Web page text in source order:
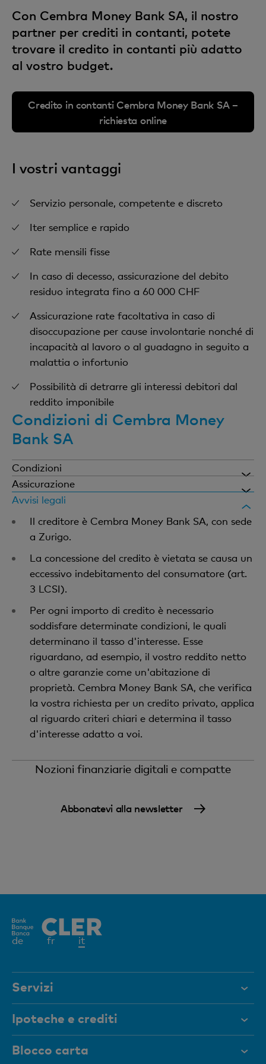
Con Cembra Money Bank SA, il nostro
partner per crediti in contanti, potete
trovare il credito in contanti più adatto
al vostro budget.
Credito in contanti Cembra Money Bank SA –
richiesta online
I vostri vantaggi
Servizio personale, competente e discreto
Iter semplice e rapido
Rate mensili fisse
In caso di decesso, assicurazione del debito
residuo integrata fino a 60 000 CHF
Assicurazione rate facoltativa in caso di
disoccupazione per cause involontarie nonché di
incapacità al lavoro o al guadagno in seguito a
malattia o infortunio
Possibilità di detrarre gli interessi debitori dal
reddito imponibile
Condizioni di Cembra Money
Bank SA
Condizioni
Tasso d'interesse
La fissazione del tasso d‘interesse esatto avviene ad
opera di Cembra Money Bank SA in base alla
personalizzata da parte di Cembra Money Bank
SA, vi preghiamo di compilare la richiesta online.
Durata
Da 12 a 84 mesi
Risoluzione
Rimborsabile in qualsiasi momento
Assicurazione
In caso di disoccupazione per cause involontarie
seguito a malattia o infortunio, a determinate
condizioni potete assicurare il rimborso delle rate
del vostro credito con un'assicurazione rate
indipendente e facoltativa, fornita da AXA
Assicurazioni SA, la quale opera per conto di
Cembra Money Bank SA. Pertanto, per le
prestazioni assicurative sono in ogni caso
determinanti le Condizioni Generali di
Assicurazione di AXA Assicurazioni SA.
Avvisi legali
Il creditore è Cembra Money Bank SA, con sede
a Zurigo.
La concessione del credito è vietata se causa un
eccessivo indebitamento del consumatore (art.
3 LCSI).
Per ogni importo di credito è necessario
soddisfare determinate condizioni, le quali
determinano il tasso d'interesse. Esse
riguardano, ad esempio, il vostro reddito netto
o altre garanzie come un'abitazione di
proprietà. Cembra Money Bank SA, che verifica
la vostra richiesta per un credito privato, applica
al riguardo criteri chiari e determina il tasso
d'interesse adatto a voi.
Nozioni finanziarie digitali e compatte
Abbonatevi alla newsletter
de fr itElemento
Servizi
Aiuto e contatto
Documenti
Ipoteche e crediti
Ipoteche
Blocco carta